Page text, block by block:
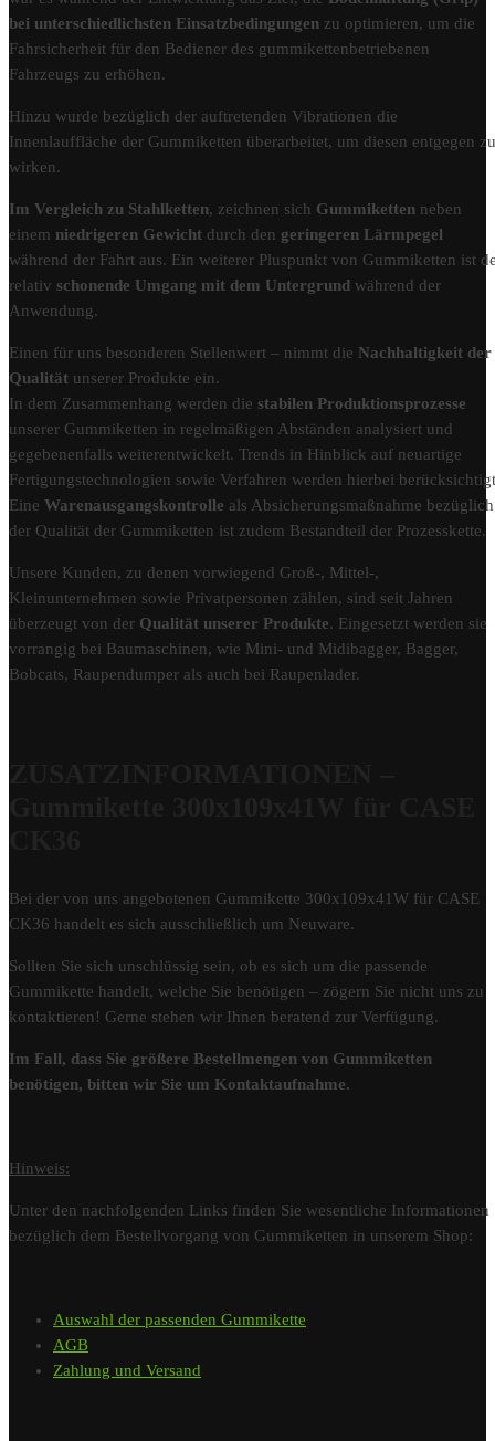
bei unterschiedlichsten Einsatzbedingungen zu optimieren, um die
Fahrsicherheit für den Bediener des gummikettenbetriebenen
Fahrzeugs zu erhöhen.
Hinzu wurde bezüglich der auftretenden Vibrationen die
Innenlauffläche der Gummiketten überarbeitet, um diesen entgegen zu
wirken.
Im Vergleich zu Stahlketten, zeichnen sich Gummiketten neben
einem niedrigeren Gewicht durch den geringeren Lärmpegel
während der Fahrt aus. Ein weiterer Pluspunkt von Gummiketten ist
relativ schonende Umgang mit dem Untergrund während der
Anwendung.
Einen für uns besonderen Stellenwert – nimmt die Nachhaltigkeit der
Qualität unserer Produkte ein.
In dem Zusammenhang werden die stabilen Produktionsprozesse
unserer Gummiketten in regelmäßigen Abständen analysiert und
gegebenenfalls weiterentwickelt. Trends in Hinblick auf neuartige
Fertigungstechnologien sowie Verfahren werden hierbei
Eine Warenausgangskontrolle als Absicherungsmaßnahme bezüglich
der Qualität der Gummiketten ist zudem Bestandteil der Prozesskette.
Unsere Kunden, zu denen vorwiegend Groß-, Mittel-,
Kleinunternehmen sowie Privatpersonen zählen, sind seit Jahren
überzeugt von der Qualität unserer Produkte. Eingesetzt werden sie
vorrangig bei Baumaschinen, wie Mini- und Midibagger, Bagger,
Bobcats, Raupendumper als auch bei Raupenlader.
Bei der von uns angebotenen Gummikette 300x109x41W für CASE
CK36 handelt es sich ausschließlich um Neuware.
Sollten Sie sich unschlüssig sein, ob es sich um die passende
Gummikette handelt, welche Sie benötigen – zögern Sie nicht uns zu
kontaktieren! Gerne stehen wir Ihnen beratend zur Verfügung.
Im Fall, dass Sie größere Bestellmengen von Gummiketten
benötigen, bitten wir Sie um Kontaktaufnahme.
Hinweis:
Unter den nachfolgenden Links finden Sie wesentliche Informationen
bezüglich dem Bestellvorgang von Gummiketten in unserem Shop:
Auswahl der passenden Gummikette
AGB
Zahlung und Versand